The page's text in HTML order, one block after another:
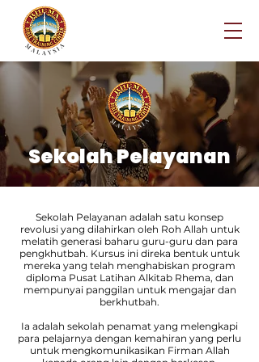
Sekolah Pelayanan
Sekolah Pelayanan adalah satu konsep
revolusi yang dilahirkan oleh Roh Allah untuk
melatih generasi baharu guru-guru dan para
pengkhutbah. Kursus ini direka bentuk untuk
mereka yang telah menghabiskan program
diploma Pusat Latihan Alkitab Rhema, dan
mempunyai panggilan untuk mengajar dan
berkhutbah.
Ia adalah sekolah penamat yang melengkapi
para pelajarnya dengan kemahiran yang perlu
untuk mengkomunikasikan Firman Allah